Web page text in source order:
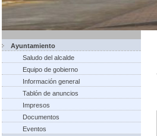
Ayuntamiento
Saludo del alcalde
Equipo de gobierno
Información general
Tablón de anuncios
Impresos
Documentos
Eventos